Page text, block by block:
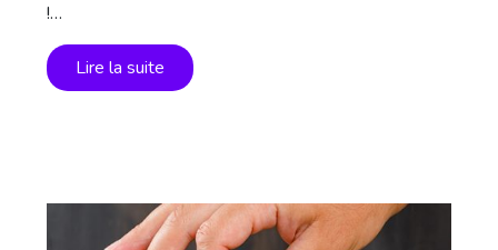
!…
Lire la suite